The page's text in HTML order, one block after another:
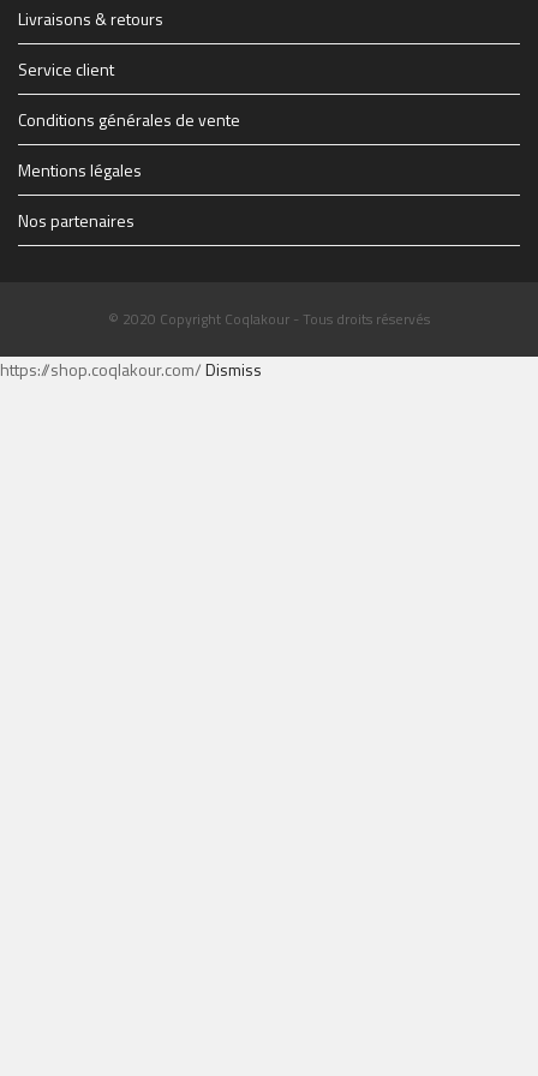
Livraisons & retours
Service client
Conditions générales de vente
Mentions légales
Nos partenaires
© 2020 Copyright Coqlakour - Tous droits réservés
https://shop.coqlakour.com/Dismiss